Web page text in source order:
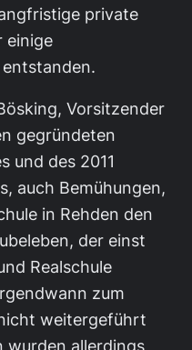
private
einige
Vorsitzender
gegründeten
und des 2011
auch Bemühungen,
in Rehden den
der einst
Realschule
zum
weitergeführt